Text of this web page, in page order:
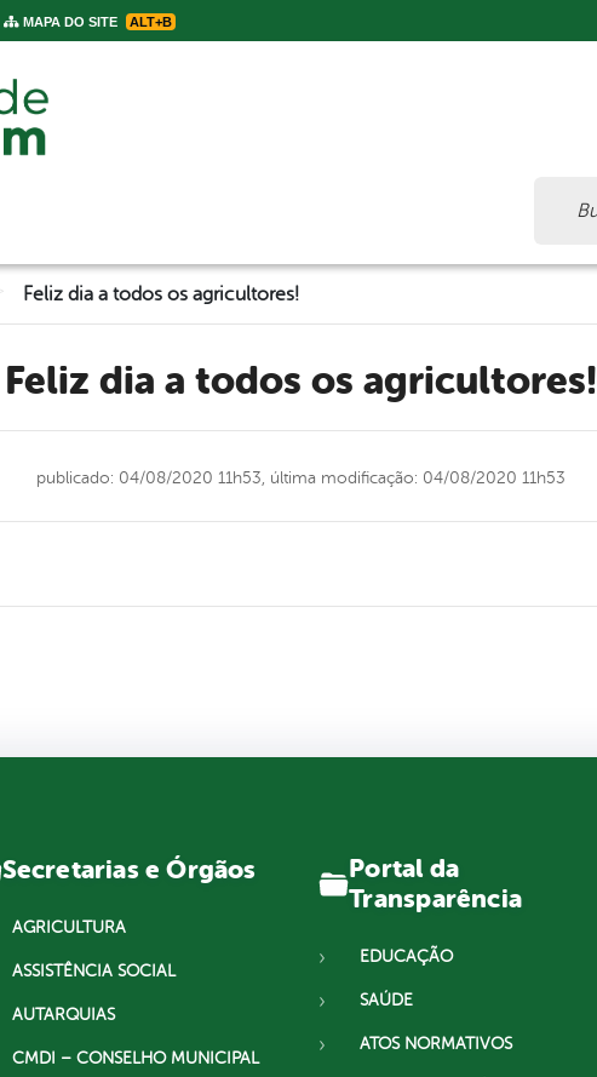
MAPA DO SITE ALT+B
Feliz dia a todos os agricultores!
Feliz dia a todos os agricultores!
publicado: 04/08/2020 11h53, última modificação: 04/08/2020 11h53
Secretarias e Órgãos
AGRICULTURA
ASSISTÊNCIA SOCIAL
AUTARQUIAS
CMDI – CONSELHO MUNICIPAL
Portal da
Transparência
EDUCAÇÃO
SAÚDE
ATOS NORMATIVOS